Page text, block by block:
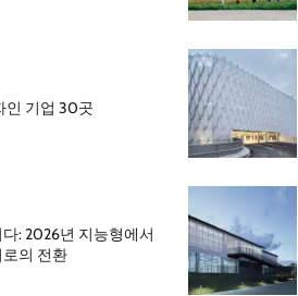
인 기업 30곳
: 2026년 지능형에서
의 전환